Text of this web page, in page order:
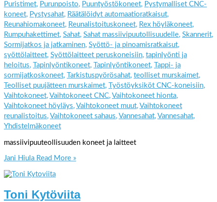
Puristimet, Purunpoisto, Puuntyöstökoneet, Pystymalliset CNC-
koneet, Pystysahat, Räätälöidyt automaatioratkaisut,
Reunahiomakoneet, Reunalistoituskoneet, Rex höyläkoneet,
Rumpuhakettimet, Sahat, Sahat massiivipuutollisuudelle, Skannerit,
Sormijatkos ja jatkaminen, Syöttö- ja pinoamisratkaisut,
syöttölaitteet, Syöttölaitteet peruskoneisiin, tapinlyönti ja
heloitus, Tapinlyöntikoneet, Tapinlyöntikoneet,
Tappi- ja
sormijatkoskoneet, Tarkistuspyörösahat, teolliset murskaimet,
Teolliset puujätteen murskaimet, Työstöyksiköt CNC-koneisiin,
Vaihtokoneet, Vaihtokoneet CNC, Vaihtokoneet hionta,
Vaihtokoneet höyläys, Vaihtokoneet muut, Vaihtokoneet
reunalistoitus, Vaihtokoneet sahaus, Vannesahat, Vannesahat,
Yhdistelmäkoneet
massiivipuuteollisuuden koneet ja laitteet
Jani Hiula Read More »
Toni Kytöviita